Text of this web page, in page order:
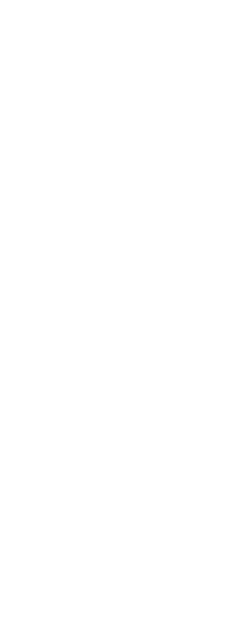
formou bufetu. U snídaně filtrovaná káva, čaj,
12.30–14.00 zmrzlina
čaj